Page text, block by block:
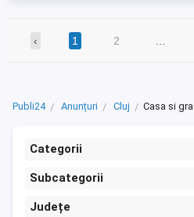
‹ 1 2
Publi24 Anunțuri Cluj Casa si
Categorii
Subcategorii
Județe